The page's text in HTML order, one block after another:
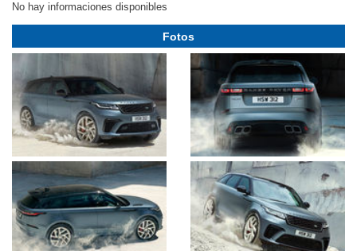
No hay informaciones disponibles
Fotos